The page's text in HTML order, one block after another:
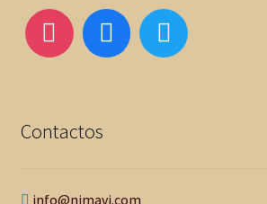
Contactos
info@nimavi.com